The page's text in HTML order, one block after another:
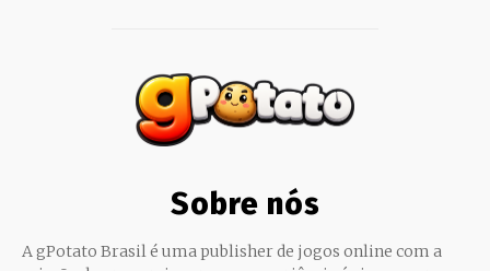
Sobre nós
A gPotato Brasil é uma publisher de jogos online com a